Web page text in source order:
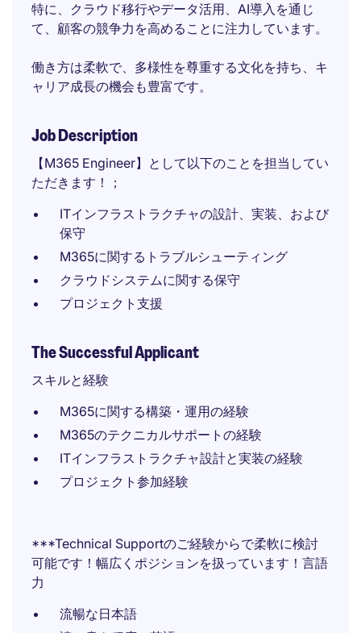
特に、クラウド移行やデータ活用、AI導入を通じ
て、顧客の競争力を高めることに注力しています。
働き方は柔軟で、多様性を尊重する文化を持ち、キ
ャリア成長の機会も豊富です。
Job Description
【M365 Engineer】として以下のことを担当してい
ただきます！；
ITインフラストラクチャの設計、実装、および
保守
M365に関するトラブルシューティング
クラウドシステムに関する保守
プロジェクト支援
The Successful Applicant
スキルと経験
M365に関する構築・運用の経験
M365のテクニカルサポートの経験
ITインフラストラクチャ設計と実装の経験
プロジェクト参加経験
***Technical Supportのご経験からで柔軟に検討
可能です！幅広くポジションを扱っています！言語
力
流暢な日本語